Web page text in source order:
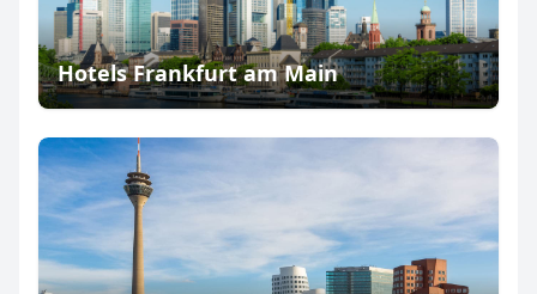
Hotels Frankfurt am Main